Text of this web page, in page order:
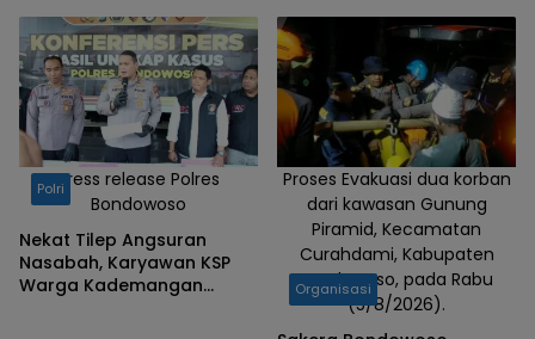
Press release Polres
Bondowoso
Polri
Nekat Tilep Angsuran
Nasabah, Karyawan KSP
Warga Kademangan
Proses Evakuasi dua korban
dari kawasan Gunung
Piramid, Kecamatan
Curahdami, Kabupaten
Bondowoso, pada Rabu
(5/8/2026).
Organisasi